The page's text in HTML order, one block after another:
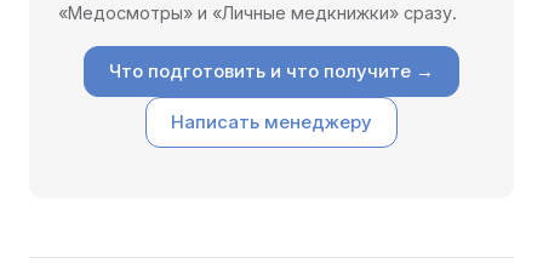
«Медосмотры» и «Личные медкнижки» сразу.
Что подготовить и что получите →
Написать менеджеру